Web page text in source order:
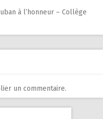
à l’honneur – Collège
un commentaire.